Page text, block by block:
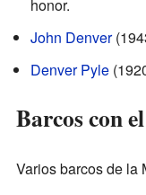
honor.
John Denver
Denver Pyle
Barcos con
Varios barcos de la